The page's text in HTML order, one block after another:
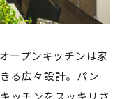
ープンキッチンは家
る広々設計。パン
ッチンをスッキリさ